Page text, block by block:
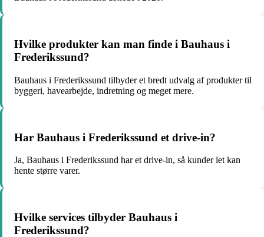
Hvilke produkter kan man finde i Bauhaus i
Frederikssund?
Bauhaus i Frederikssund tilbyder et bredt udvalg af produkter til
byggeri, havearbejde, indretning og meget mere.
Har Bauhaus i Frederikssund et drive-in?
Ja, Bauhaus i Frederikssund har et drive-in, så kunder let kan
hente større varer.
Hvilke services tilbyder Bauhaus i
Frederikssund?